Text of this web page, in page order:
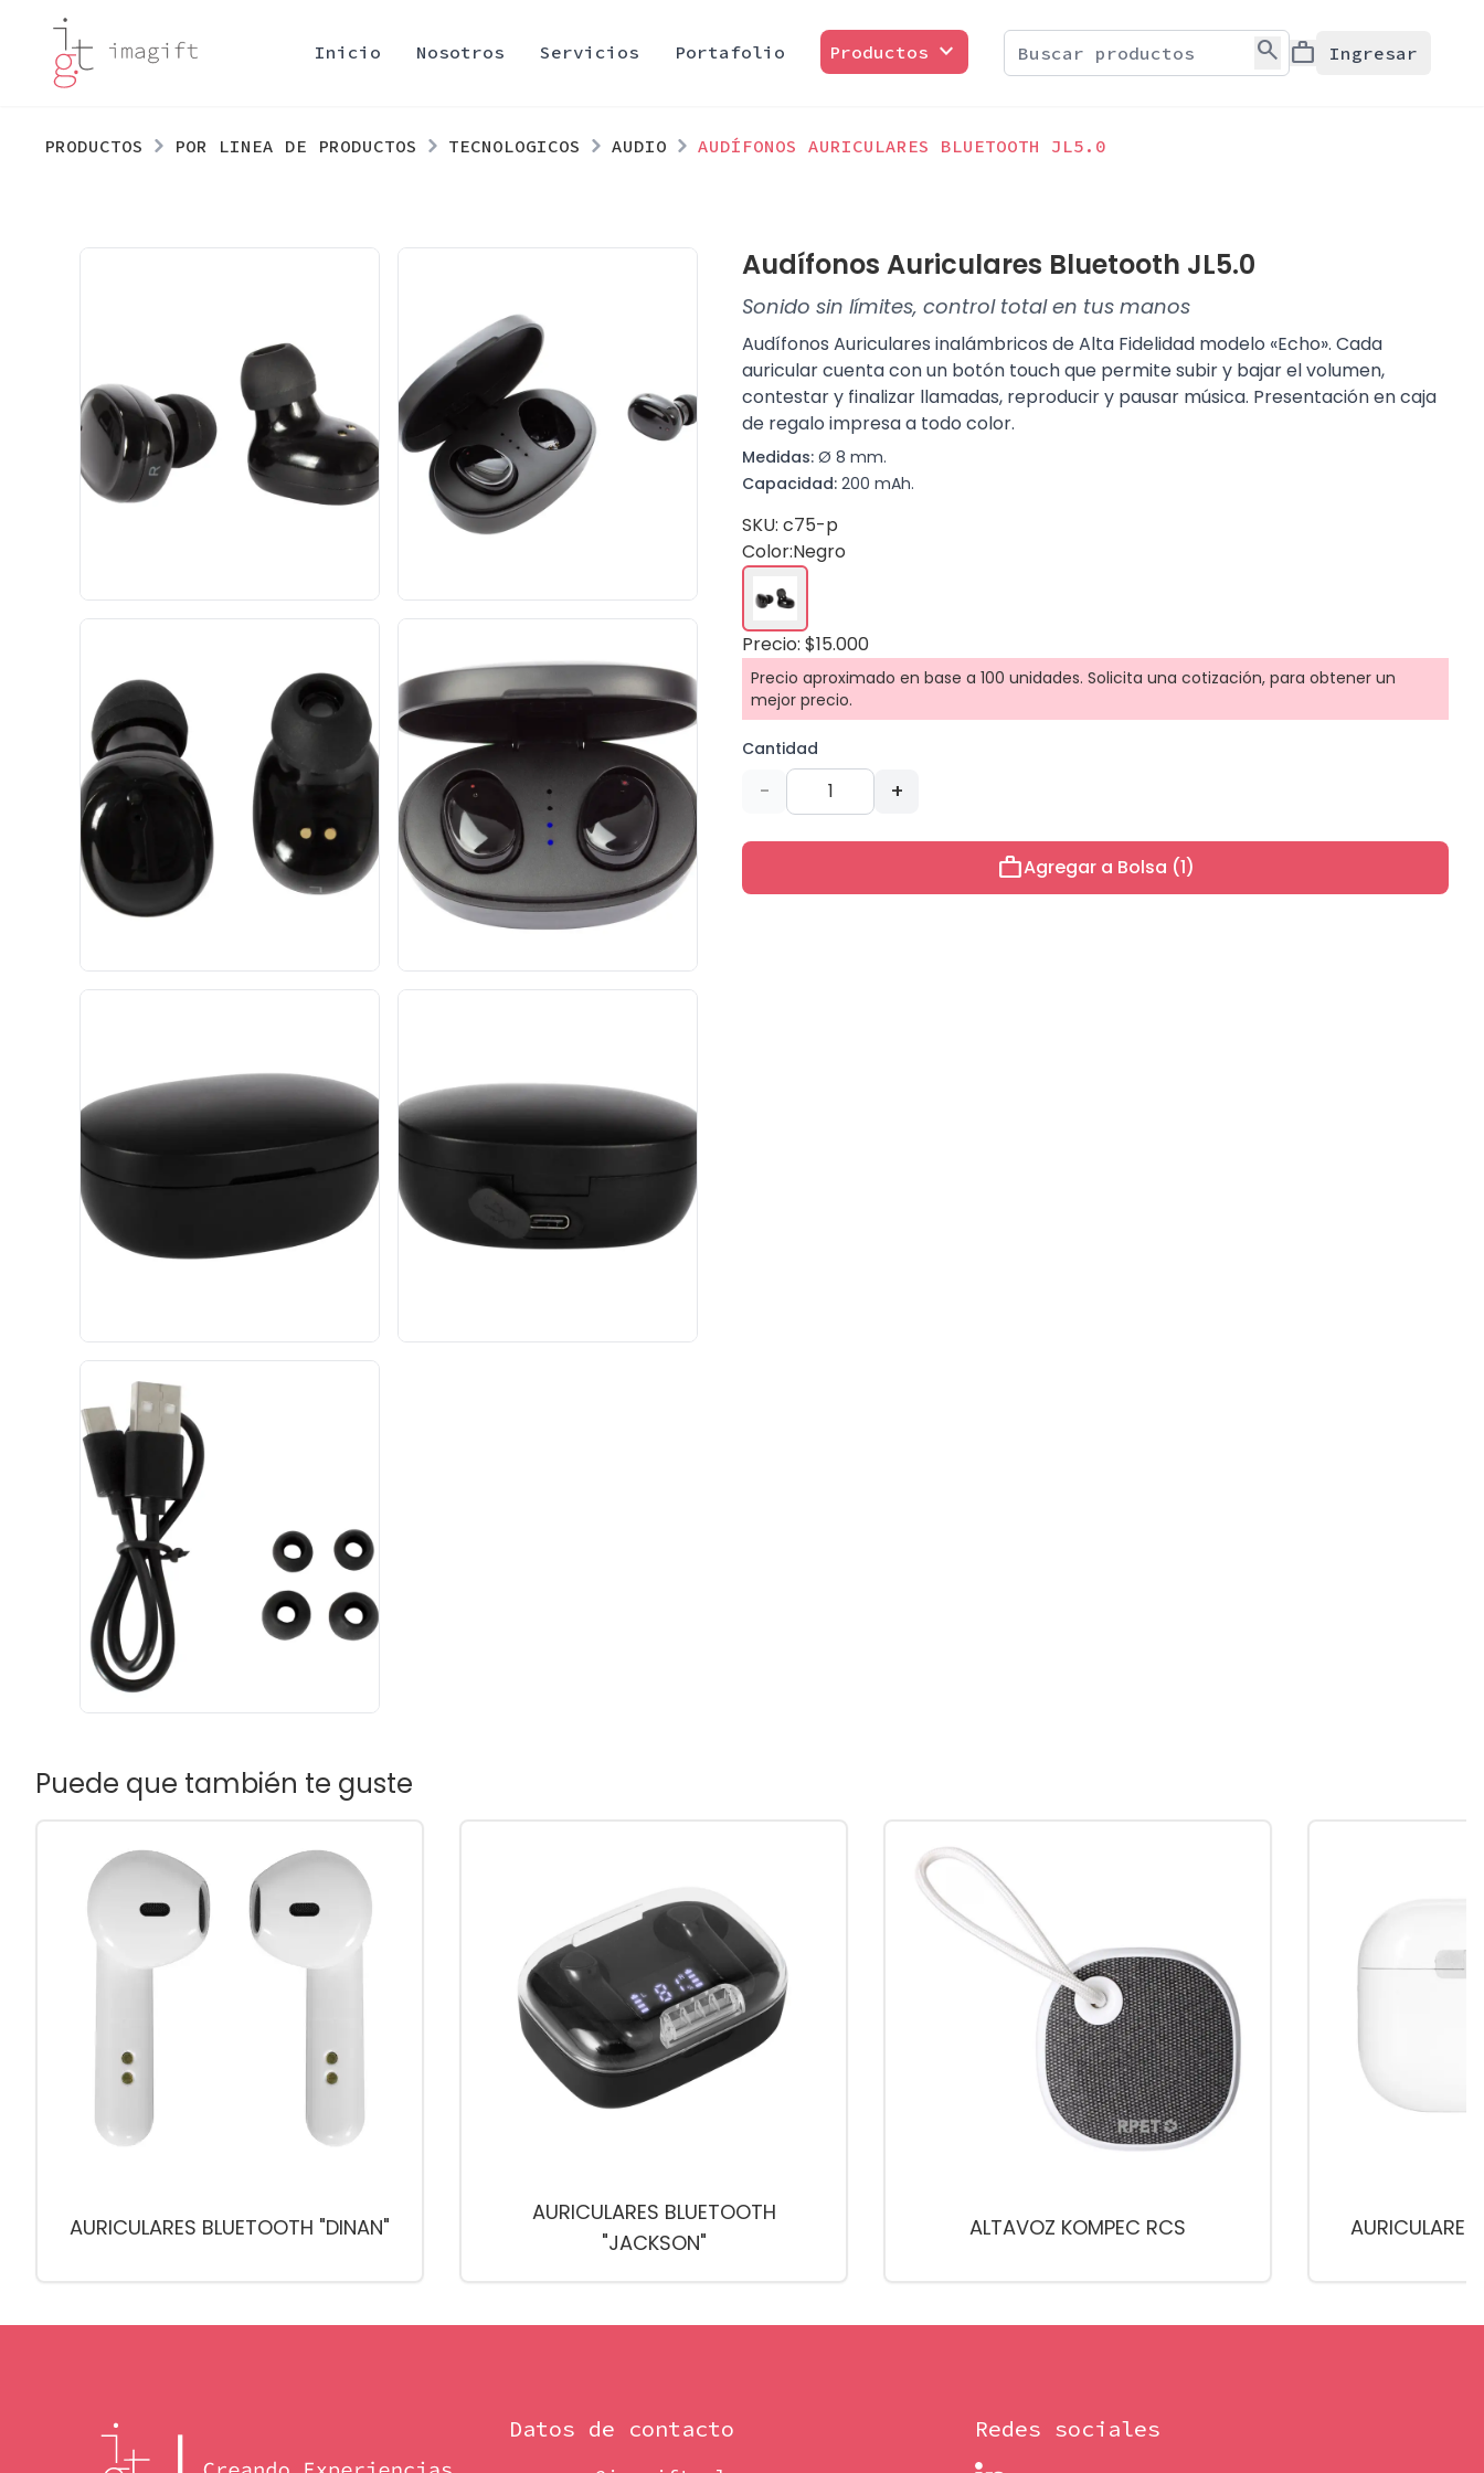
Inicio Nosotros Servicios Portafolio Productos expand_more search work Ingresar
PRODUCTOS POR LINEA DE PRODUCTOS TECNOLOGICOS AUDIO AUDÍFONOS AURICULARES BLUETOOTH JL5.0
Audífonos Auriculares Bluetooth JL5.0
Sonido sin límites, control total en tus manos
Audífonos Auriculares inalámbricos de Alta Fidelidad modelo «Echo». Cada
auricular cuenta con un botón touch que permite subir y bajar el volumen,
contestar y finalizar llamadas, reproducir y pausar música. Presentación en caja
de regalo impresa a todo color.
Medidas: Ø 8 mm.
Capacidad: 200 mAh.
SKU: c75-p
Color:Negro
Precio: $15.000
Precio aproximado en base a 100 unidades. Solicita una cotización, para obtener un
mejor precio.
Cantidad
- +
workAgregar a Bolsa (1)
Puede que también te guste
AURICULARES BLUETOOTH "DINAN"
AURICULARES BLUETOOTH
"JACKSON"
ALTAVOZ KOMPEC RCS
Datos de contacto Redes sociales